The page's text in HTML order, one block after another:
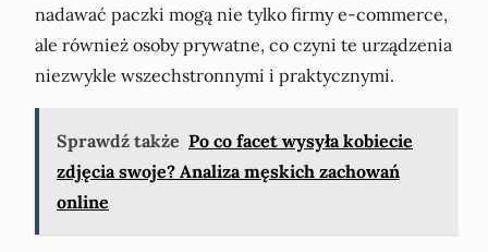
nadawać paczki mogą nie tylko firmy e-commerce,
ale również osoby prywatne, co czyni te urządzenia
niezwykle wszechstronnymi i praktycznymi.
Sprawdź także Po co facet wysyła kobiecie
zdjęcia swoje? Analiza męskich zachowań
online